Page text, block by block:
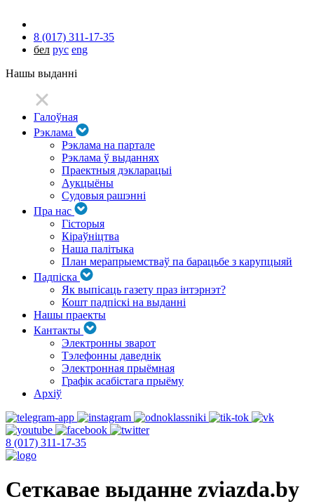
8 (017) 311-17-35
бел рус eng
Нашы выданні
Галоўная
Рэклама
Рэклама на партале
Рэклама ў выданнях
Праектныя дэкларацыі
Аукцыёны
Судовыя рашэнні
Пра нас
Гісторыя
Кіраўніцтва
Наша палітыка
План мерапрыемстваў па барацьбе з карупцыяй
Падпіска
Як выпісаць газету праз інтэрнэт?
Кошт падпіскі на выданні
Нашы праекты
Кантакты
Электронны зварот
Тэлефонны даведнік
Электронная прыёмная
Графік асабістага прыёму
Архіў
8 (017) 311-17-35
Сеткавае выданне zviazda.by